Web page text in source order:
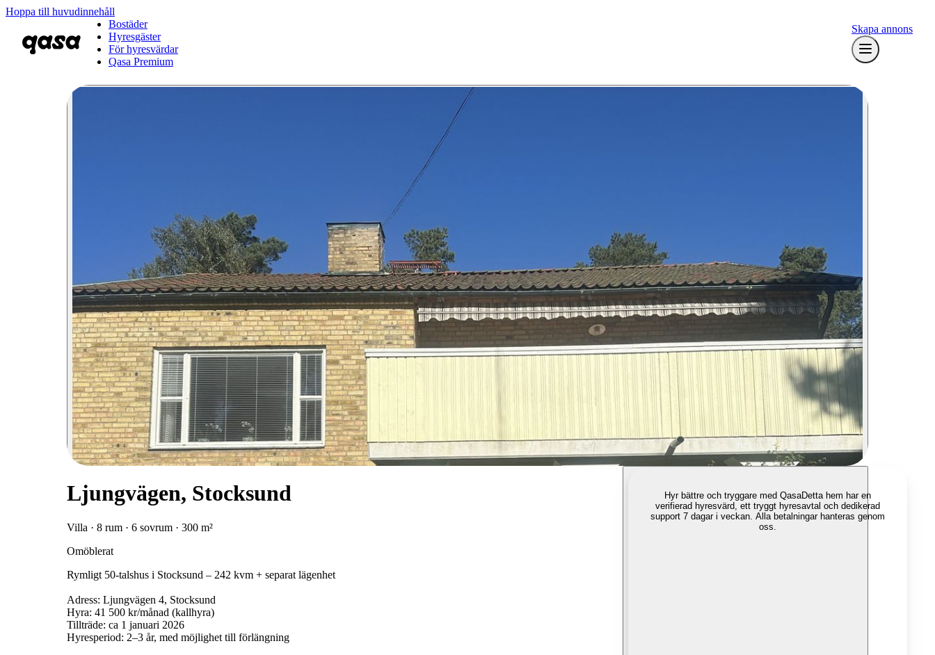
Hoppa till huvudinnehåll
Bostäder
Hyresgäster
För hyresvärdar
Qasa Premium
Skapa annons
Ljungvägen, Stocksund
Villa · 8 rum · 6 sovrum · 300 m²
Omöblerat
Rymligt 50-talshus i Stocksund – 242 kvm + separat lägenhet
Adress: Ljungvägen 4, Stocksund
Hyra: 41 500 kr/månad (kallhyra)
Tillträde: ca 1 januari 2026
Hyresperiod: 2–3 år, med möjlighet till förlängning
Hyr bättre och tryggare med QasaDetta hem har en
verifierad hyresvärd, ett tryggt hyresavtal och dedikerad
support 7 dagar i veckan. Alla betalningar hanteras genom
oss.